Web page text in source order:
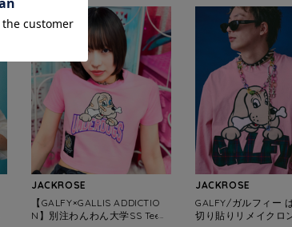
JACKROSE
【GALFY×GALLIS ADDICTIO
N】別注わんわん大学SS Tee
JACKROSE
GALFY/ガルフィー
切り貼りリメイクロ